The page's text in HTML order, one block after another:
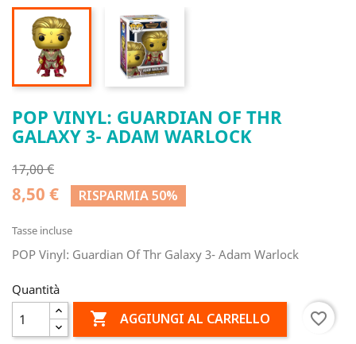
POP VINYL: GUARDIAN OF THR
GALAXY 3- ADAM WARLOCK
17,00 €
8,50 € RISPARMIA 50%
Tasse incluse
POP Vinyl: Guardian Of Thr Galaxy 3- Adam Warlock
Quantità
 AGGIUNGI AL CARRELLO favorite_border